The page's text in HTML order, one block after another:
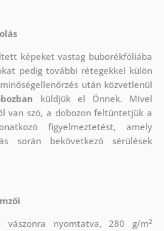
képeket vastag buborékfóliába
pedig további rétegekkel külön
után közvetlenül
küldjük el Önnek. Mivel
van szó, a dobozon feltüntetjük a
figyelmeztetést, amely
során bekövetkező sérülések
vászonra nyomtatva, 280 g/m2